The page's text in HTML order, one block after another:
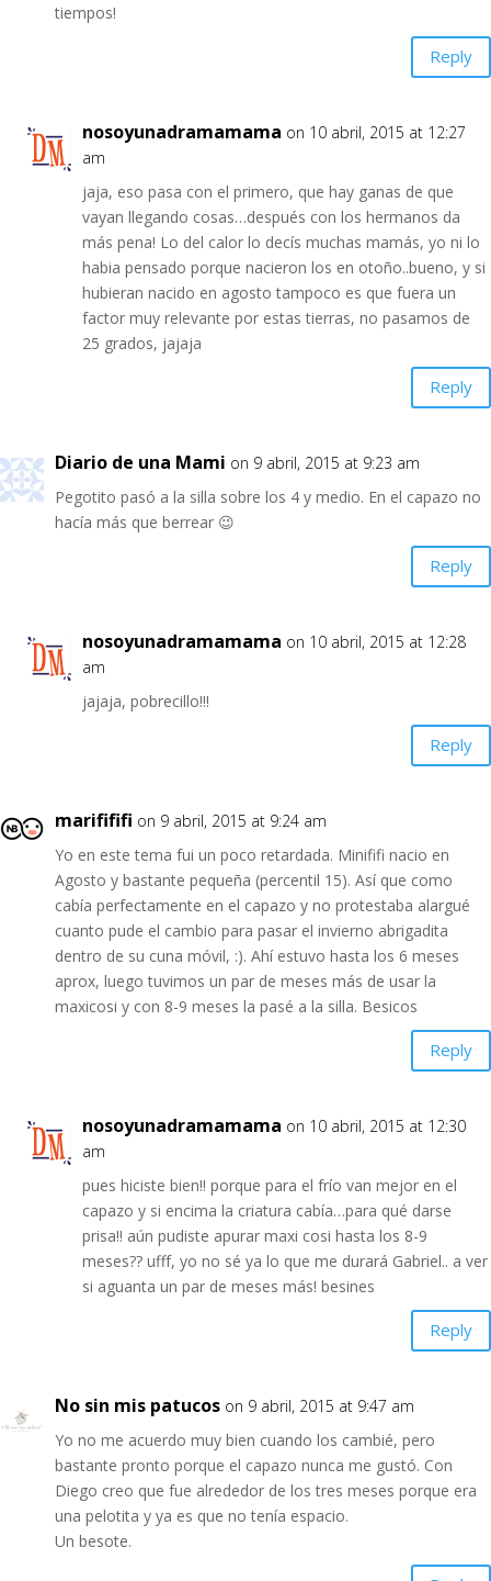
tiempos!
Reply
nosoyunadramamama on 10 abril, 2015 at 12:27
am
jaja, eso pasa con el primero, que hay ganas de que
vayan llegando cosas…después con los hermanos da
más pena! Lo del calor lo decís muchas mamás, yo ni lo
habia pensado porque nacieron los en otoño..bueno, y si
hubieran nacido en agosto tampoco es que fuera un
factor muy relevante por estas tierras, no pasamos de
25 grados, jajaja
Reply
Diario de una Mami on 9 abril, 2015 at 9:23 am
Pegotito pasó a la silla sobre los 4 y medio. En el capazo no
hacía más que berrear 😉
Reply
nosoyunadramamama on 10 abril, 2015 at 12:28
am
jajaja, pobrecillo!!!
Reply
marifififi on 9 abril, 2015 at 9:24 am
Yo en este tema fui un poco retardada. Minififi nacio en
Agosto y bastante pequeña (percentil 15). Así que como
cabía perfectamente en el capazo y no protestaba alargué
cuanto pude el cambio para pasar el invierno abrigadita
dentro de su cuna móvil, :). Ahí estuvo hasta los 6 meses
aprox, luego tuvimos un par de meses más de usar la
maxicosi y con 8-9 meses la pasé a la silla. Besicos
Reply
nosoyunadramamama on 10 abril, 2015 at 12:30
am
pues hiciste bien!! porque para el frío van mejor en el
capazo y si encima la criatura cabía…para qué darse
prisa!! aún pudiste apurar maxi cosi hasta los 8-9
meses?? ufff, yo no sé ya lo que me durará Gabriel.. a ver
si aguanta un par de meses más! besines
Reply
No sin mis patucos on 9 abril, 2015 at 9:47 am
Yo no me acuerdo muy bien cuando los cambié, pero
bastante pronto porque el capazo nunca me gustó. Con
Diego creo que fue alrededor de los tres meses porque era
una pelotita y ya es que no tenía espacio.
Un besote.